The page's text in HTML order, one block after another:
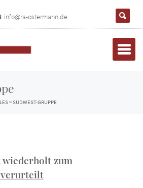
info@ra-ostermann.de
>SÜDWEST-GRUPPE
wiederholt zum
verurteilt